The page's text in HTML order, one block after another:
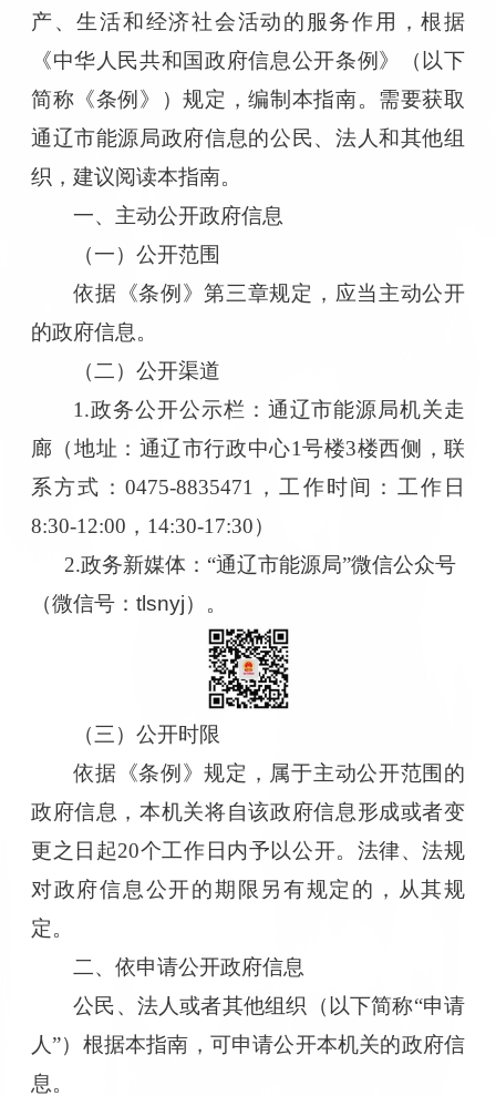
产、生活和经济社会活动的服务作用，根据
《中华人民共和国政府信息公开条例》（以下
简称《条例》）规定，编制本指南。需要获取
通辽市能源局政府信息的公民、法人和其他组
织，建议阅读本指南。
一、主动公开政府信息
（一）公开范围
依据《条例》第三章规定，应当主动公开
的政府信息。
（二）公开渠道
1.政务公开公示栏：通辽市能源局机关走
廊（地址：通辽市行政中心1号楼3楼西侧，联
系方式：0475-8835471，工作时间：工作日
8:30-12:00，14:30-17:30）
2.政务新媒体：“通辽市能源局”微信公众号
（微信号： tlsnyj）。
（三）公开时限
依据《条例》规定，属于主动公开范围的
政府信息，本机关将自该政府信息形成或者变
更之日起20个工作日内予以公开。法律、法规
对政府信息公开的期限另有规定的，从其规
定。
二、依申请公开政府信息
公民、法人或者其他组织（以下简称“申请
人”）根据本指南，可申请公开本机关的政府信
息。